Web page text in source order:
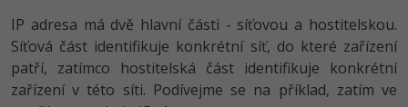
Více
Fórum
Sítě
Kybernetická bezpečnost
IP adresa má dvě hlavní části - síťovou a hostitelskou.
Síťová část identifikuje konkrétní síť, do které zařízení
patří, zatímco hostitelská část identifikuje konkrétní
zařízení v této síti. Podívejme se na příklad, zatím ve